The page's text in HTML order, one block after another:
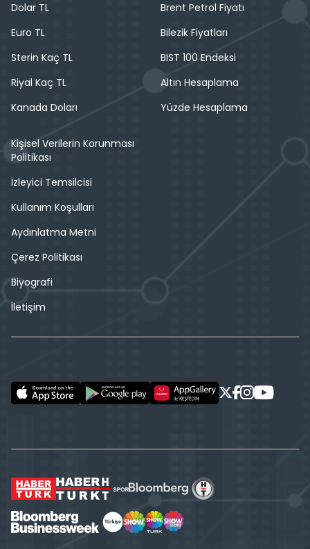
Dolar TL
Euro TL
Sterin Kaç TL
Riyal Kaç TL
Kanada Doları
Brent Petrol Fiyatı
Bilezik Fiyatları
BIST 100 Endeksi
Altın Hesaplama
Yüzde Hesaplama
Kişisel Verilerin Korunması
Politikası
İzleyici Temsilcisi
Kullanım Koşulları
Aydınlatma Metni
Çerez Politikası
Biyografi
İletişim